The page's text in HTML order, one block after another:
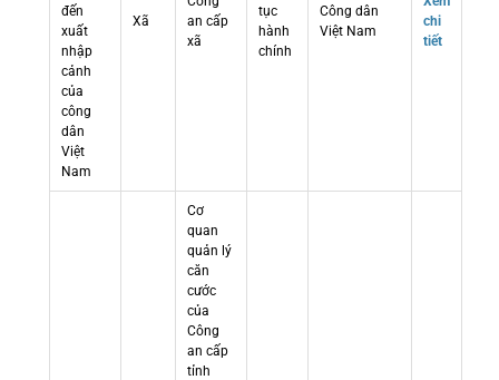
đến
xuất
nhập
cảnh
của
công
dân
Việt
Nam
Xã
an cấp
xã
tục
hành
chính
Công dân
Việt Nam
chi
tiết
Cơ
quan
quản lý
căn
cước
của
Công
an cấp
tỉnh